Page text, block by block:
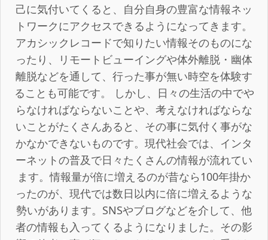
己に気付いてくると、自分自身の豊富な情報ネッ
トワークにアクセスできるようになってきます。
アカシックレコードで知りたい情報そのものにな
ったり、リモートビューイングや体外離脱・幽体
離脱などを通して、行った事が無い時空を体験す
ることも可能です。 しかし、日々の生活の中でや
らなければならないことや、考えなければならな
いことがたくさんあると、その事に気付く事がな
かなかできないものです。現代社会では、インタ
ーネットの普及で日々たくさんの情報が流れてい
ます。情報量が倍に増えるのが昔なら100年掛か
ったのが、現代では数日以内に倍に増えるような
勢いがあります。SNSやブログなどを介して、他
者の情報も入ってくるようになりました。その影